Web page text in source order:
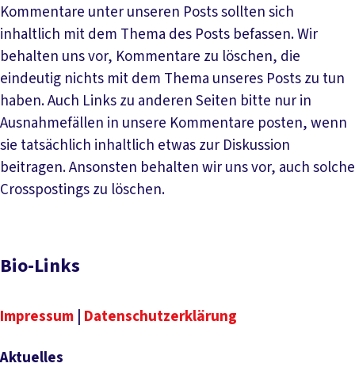
Kommentare unter unseren Posts sollten sich
inhaltlich mit dem Thema des Posts befassen. Wir
behalten uns vor, Kommentare zu löschen, die
eindeutig nichts mit dem Thema unseres Posts zu tun
haben. Auch Links zu anderen Seiten bitte nur in
Ausnahmefällen in unsere Kommentare posten, wenn
sie tatsächlich inhaltlich etwas zur Diskussion
beitragen. Ansonsten behalten wir uns vor, auch solche
Crosspostings zu löschen.
Bio-Links
Impressum | Datenschutzerklärung
Aktuelles